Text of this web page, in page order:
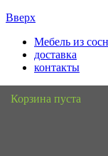
Вверх
Мебель из
доставка
контакты
Мебель
Интернет
Корзина пуста